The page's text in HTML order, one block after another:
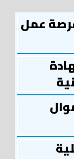
العمل توفر 895 فرصة عمل
54 عملية